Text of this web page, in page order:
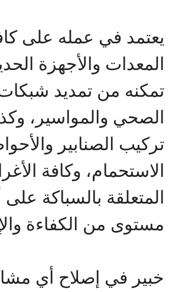
يعتمد في عمله على
المعدات والأجهزة
تمكنه من تمديد
الصحي والمواسير،
تركيب الصنابير
الاستحمام، وكافة
المتعلقة بالسباكة
مستوى من الكفاءة
خبير في إصلاح أي